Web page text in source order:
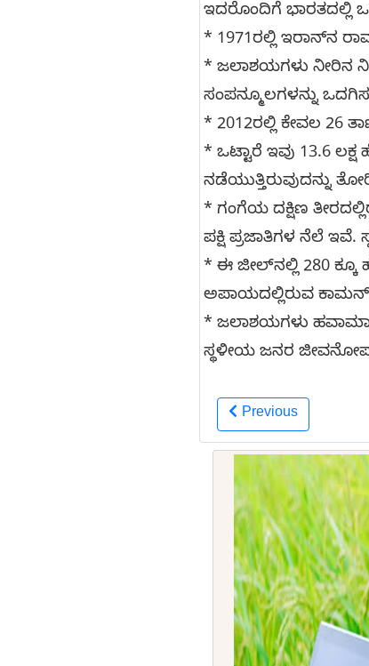
ಇದರೊಂದಿಗೆ ಭಾರತದಲ್ಲಿ
* 1971ರಲ್ಲಿ ಇರಾನ್‌ನ
* ಜಲಾಶಯಗಳು ನೀರಿನ
ಸಂಪನ್ಮೂಲಗಳನ್ನು
* 2012ರಲ್ಲಿ ಕೇವಲ 26
* ಒಟ್ಟಾರೆ ಇವು 13.6
ನಡೆಯುತ್ತಿರುವುದನ್ನು
* ಗಂಗೆಯ ದಕ್ಷಿಣ
ಪಕ್ಷಿ ಪ್ರಜಾತಿಗಳ ನೆಲೆ ಇವೆ.
* ಈ ಜೀಲ್‌ನಲ್ಲಿ 280 ಕ್ಕೂ
ಅಪಾಯದಲ್ಲಿರುವ ಕಾಮನ್
* ಜಲಾಶಯಗಳು ಹವಾಮಾನ
ಸ್ಥಳೀಯ ಜನರ
Previous